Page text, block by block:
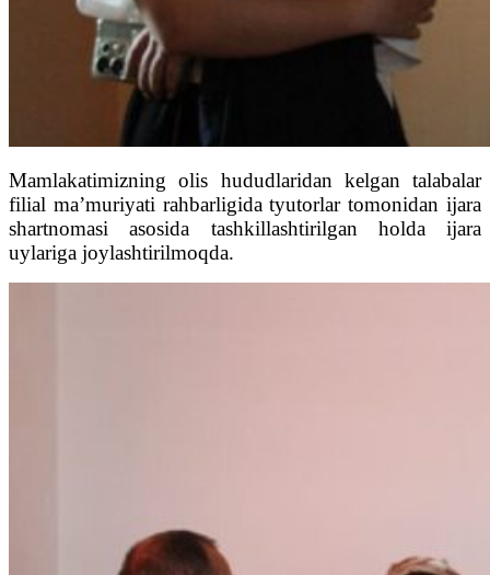
Mamlakatimizning olis hududlaridan kelgan talabalar
filial ma’muriyati rahbarligida tyutorlar tomonidan ijara
shartnomasi asosida tashkillashtirilgan holda ijara
uylariga joylashtirilmoqda.